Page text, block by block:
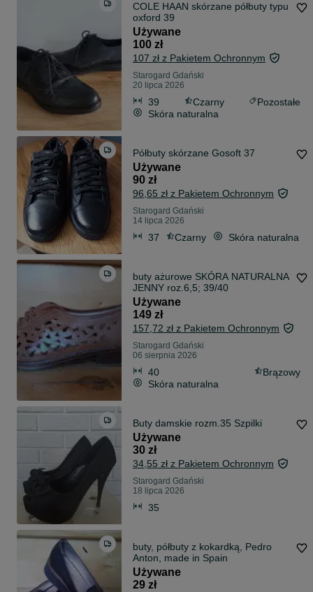
COLE HAAN skórzane półbuty typu
oxford 39
Używane
100 zł
107 zł z Pakietem Ochronnym
Starogard Gdański
20 lipca 2026
39 Czarny
Pozostałe
Skóra naturalna
Półbuty skórzane Gosoft 37
Używane
90 zł
96,65 zł z Pakietem Ochronnym
Starogard Gdański
14 lipca 2026
37 Czarny Skóra naturalna
buty ażurowe SKÓRA NATURALNA
JENNY roz.6,5; 39/40
Używane
149 zł
157,72 zł z Pakietem Ochronnym
Starogard Gdański
06 sierpnia 2026
40
Brązowy
Skóra naturalna
Buty damskie rozm.35 Szpilki
Używane
30 zł
34,55 zł z Pakietem Ochronnym
Starogard Gdański
18 lipca 2026
35
buty, półbuty z kokardką, Pedro
Anton, made in Spain
Używane
29 zł